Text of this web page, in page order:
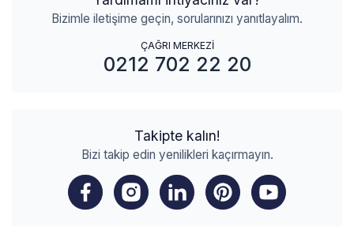
Bizimle iletişime geçin, sorularınızı yanıtlayalım.
ÇAĞRI MERKEZİ
0212 702 22 20
Takipte kalın!
Bizi takip edin yenilikleri kaçırmayın.